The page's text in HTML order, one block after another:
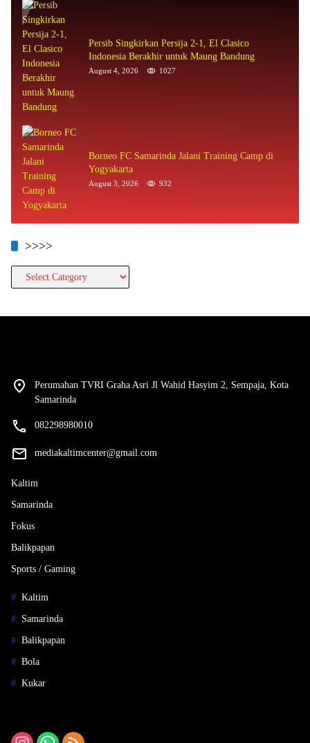
Persib Singkirkan Persija 2-1, El Clasico
Indonesia Berakhir untuk Maung Bandung
August 4, 2026 1027
Borneo FC Samarinda Jalani Training Camp di
Yogyakarta
August 3, 2026 932
>>>>
>>>>
Perumahan TVRI Graha Asri Jl Wahid Hasyim 2, Sempaja, Kota
Samarinda
082298980010
mediakaltimcenter@gmail.com
Kaltim
Samarinda
Fokus
Balikpapan
Sports / Gaming
Kaltim
Samarinda
Balikpapan
Bola
Kukar